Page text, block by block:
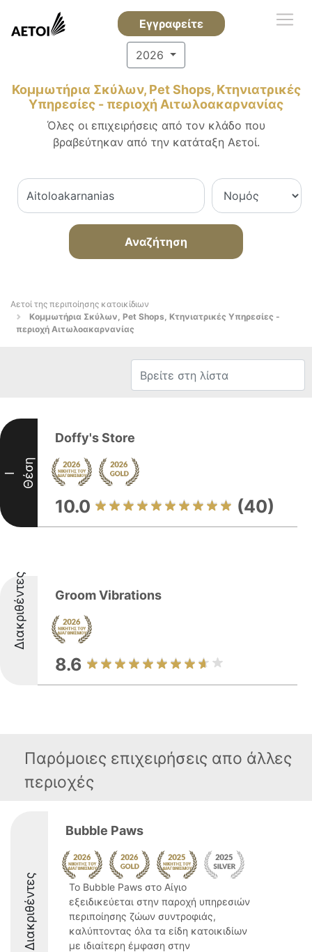
Εγγραφείτε
2026
Κομμωτήρια Σκύλων, Pet Shops, Κτηνιατρικές
Υπηρεσίες - περιοχή Αιτωλοακαρνανίας
Όλες οι επιχειρήσεις από τον κλάδο που
βραβεύτηκαν από την κατάταξη Αετοί.
Αναζήτηση
Αετοί της περιποίησης κατοικίδιων
Κομμωτήρια Σκύλων, Pet Shops, Κτηνιατρικές Υπηρεσίες -
περιοχή Αιτωλοακαρνανίας
I Θέση
Doffy's Store
10.0 (40)
Διακριθέντες Groom Vibrations
8.6
Παρόμοιες επιχειρήσεις απο άλλες
περιοχές
Διακριθέντες
Bubble Paws
Το Bubble Paws στο Αίγιο
εξειδικεύεται στην παροχή υπηρεσιών
περιποίησης ζώων συντροφιάς,
καλύπτοντας όλα τα είδη κατοικιδίων
με ιδιαίτερη έμφαση στην